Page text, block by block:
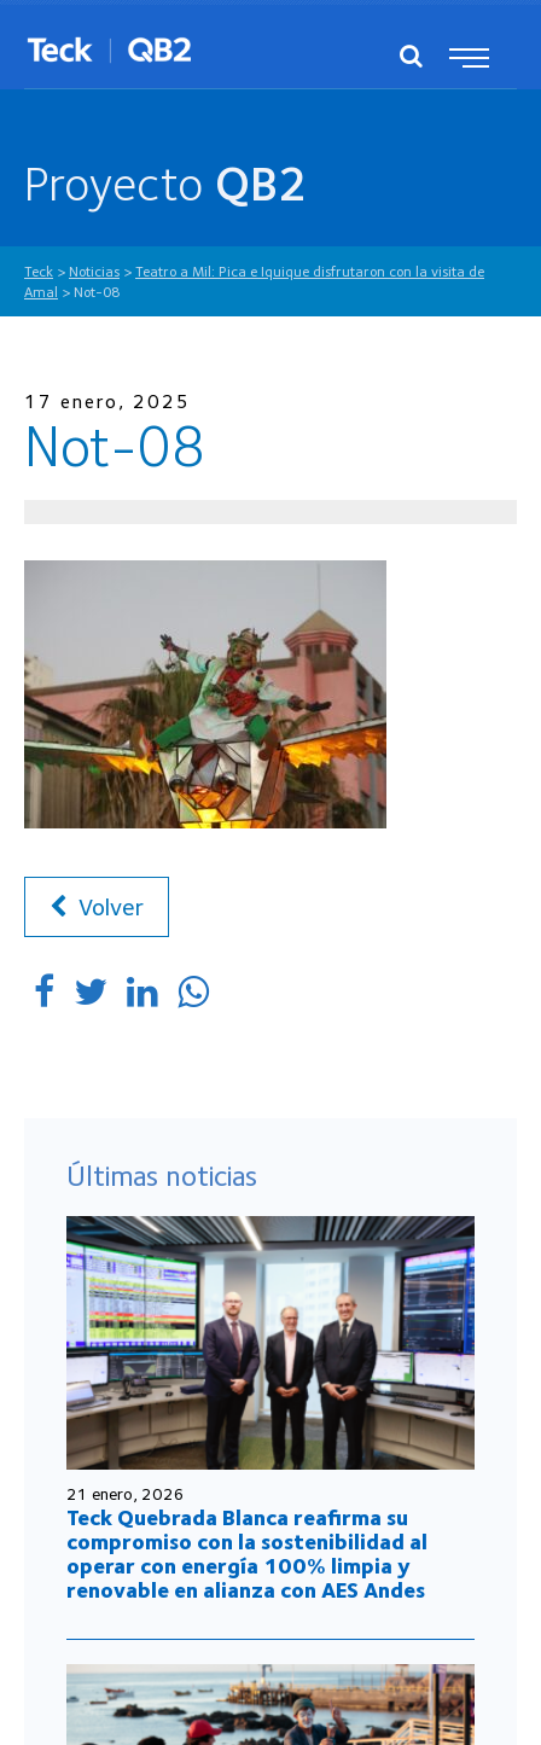
Proyecto QB2
Teck > Noticias > Teatro a Mil: Pica e Iquique disfrutaron con la visita de
Amal > Not-08
17 enero, 2025
Not-08
Volver
Últimas noticias
21 enero, 2026
Teck Quebrada Blanca reafirma su
compromiso con la sostenibilidad al
operar con energía 100% limpia y
renovable en alianza con AES Andes